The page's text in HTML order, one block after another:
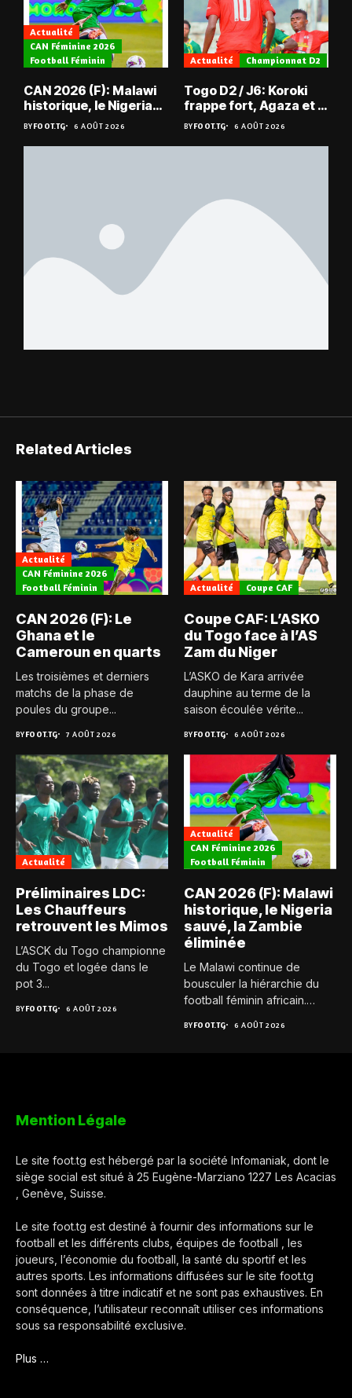
Actualité
CAN Féminine 2026
Football Féminin
CAN 2026 (F): Malawi
historique, le Nigeria
sauvé, la Zambie
éliminée
BYFOOT.TG 6 AOÛT 2026
Actualité Championnat D2
Togo D2 / J6: Koroki
frappe fort, Agaza et la
JCA assurent,
suspense avant Sara
FC – Doumbé FC
BYFOOT.TG 6 AOÛT 2026
Related Articles
Actualité
CAN Féminine 2026
Football Féminin
CAN 2026 (F): Le
Ghana et le
Cameroun en quarts
Les troisièmes et derniers
matchs de la phase de
poules du groupe...
BYFOOT.TG 7 AOÛT 2026
Actualité Coupe CAF
Coupe CAF: L’ASKO
du Togo face à l’AS
Zam du Niger
L’ASKO de Kara arrivée
dauphine au terme de la
saison écoulée vérite...
BYFOOT.TG 6 AOÛT 2026
Actualité
Préliminaires LDC:
Les Chauffeurs
retrouvent les Mimos
L’ASCK du Togo championne
du Togo et logée dans le
pot 3...
BYFOOT.TG 6 AOÛT 2026
Actualité
CAN Féminine 2026
Football Féminin
CAN 2026 (F): Malawi
historique, le Nigeria
sauvé, la Zambie
éliminée
Le Malawi continue de
bousculer la hiérarchie du
football féminin africain.
BYFOOT.TG 6 AOÛT 2026
Mention Légale
Le site foot.tg est hébergé par la société Infomaniak, dont le
siège social est situé à 25 Eugène-Marziano 1227 Les Acacias
, Genève, Suisse.
Le site foot.tg est destiné à fournir des informations sur le
football et les différents clubs, équipes de football , les
joueurs, l’économie du football, la santé du sportif et les
autres sports. Les informations diffusées sur le site foot.tg
sont données à titre indicatif et ne sont pas exhaustives. En
conséquence, l’utilisateur reconnaît utiliser ces informations
sous sa responsabilité exclusive.
Plus …